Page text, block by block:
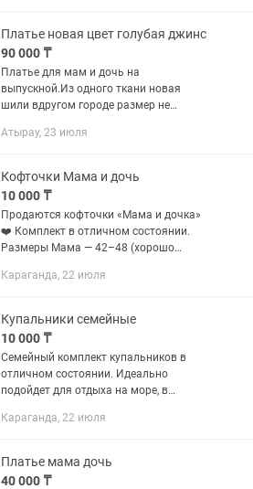
Платье новая цвет голубая джинс
90 000 ₸
Платье для мам и дочь на
выпускной.Из одного ткани новая
шили вдругом городе размер не
фатин сетка с бусами поетками и атлас
Атырау, 23 июля
Кофточки Мама и дочь
10 000 ₸
Продаются кофточки «Мама и дочка»
❤️ Комплект в отличном состоянии.
Размеры Мама — 42–48 (хорошо
Цена за комплект — 10 000 тг.
Караганда, 22 июля
Купальники семейные
10 000 ₸
Семейный комплект купальников в
отличном состоянии. Идеально
подойдет для отдыха на море, в
фото. Размеры: папа — 48–52 мама —
Караганда, 22 июля
Платье мама дочь
40 000 ₸